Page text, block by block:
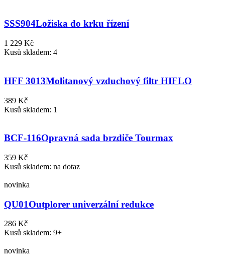
SSS904Ložiska do krku řízení
1 229 Kč
Kusů skladem: 4
HFF 3013Molitanový vzduchový filtr HIFLO
389 Kč
Kusů skladem: 1
BCF-116Opravná sada brzdiče Tourmax
359 Kč
Kusů skladem: na dotaz
novinka
QU01Outplorer univerzální redukce
286 Kč
Kusů skladem: 9+
novinka